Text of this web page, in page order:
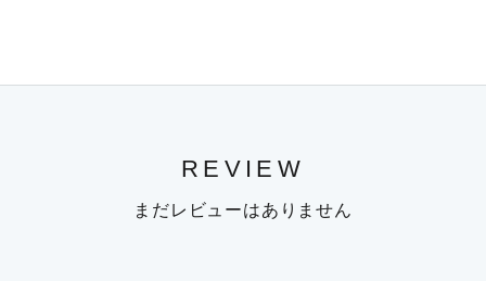
REVIEW
まだレビューはありません